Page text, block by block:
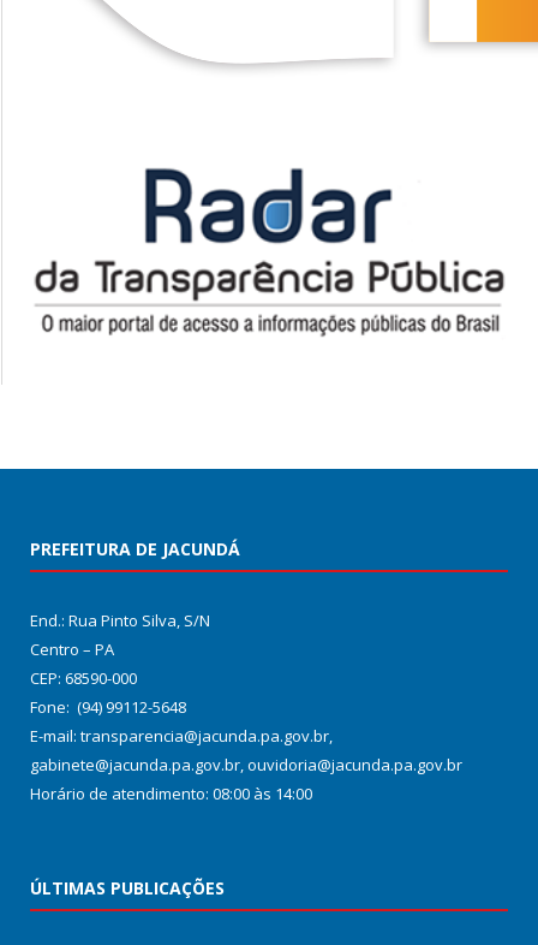
PREFEITURA DE JACUNDÁ
End.: Rua Pinto Silva, S/N
Centro – PA
CEP: 68590-000
Fone: (94) 99112-5648
E-mail: transparencia@jacunda.pa.gov.br,
gabinete@jacunda.pa.gov.br, ouvidoria@jacunda.pa.gov.br
Horário de atendimento: 08:00 às 14:00
ÚLTIMAS PUBLICAÇÕES